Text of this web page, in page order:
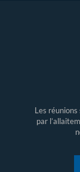
Les
par